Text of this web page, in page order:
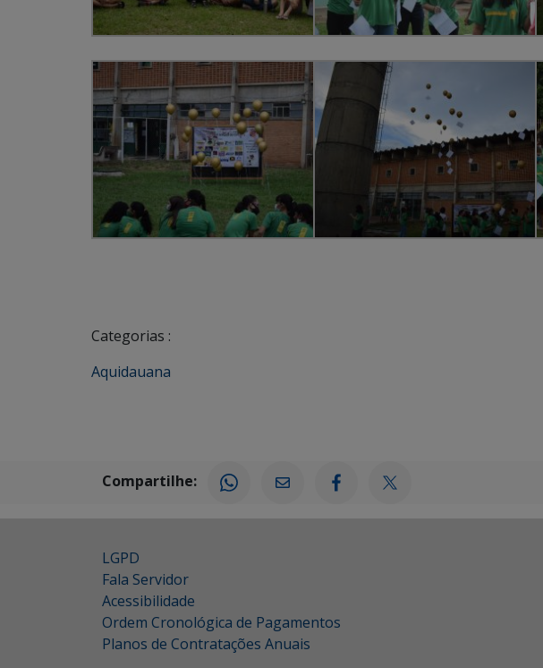
Categorias :
Aquidauana
Compartilhe:
LGPD
Fala Servidor
Acessibilidade
Ordem Cronológica de Pagamentos
Planos de Contratações Anuais